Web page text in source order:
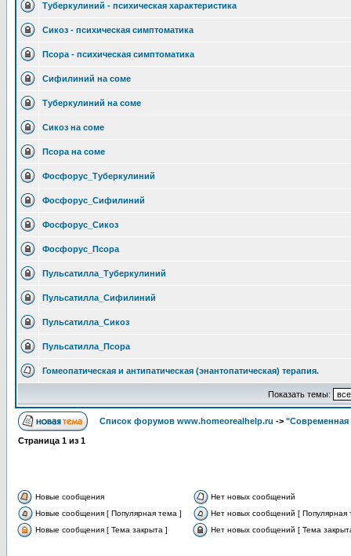
Туберкулиний - психическая характеристика
Сикоз - психическая симптоматика
Псора - психическая симптоматика
Сифилиний на соме
Туберкулиний на соме
Сикоз на соме
Псора на соме
Фосфорус_Туберкулиний
Фосфорус_Сифилиний
Фосфорус_Сикоз
Фосфорус_Псора
Пульсатилла_Туберкулиний
Пульсатилла_Сифилиний
Пульсатилла_Сикоз
Пульсатилла_Псора
Гомеопатическая и антипатическая (энантопатическая) терапия.
Показать темы:
Список форумов www.homeorealhelp.ru -> "Современная
Страница 1 из 1
Новые сообщения
Нет новых сообщений
Новые сообщения [ Популярная тема ]
Нет новых сообщений [ Популярная
Новые сообщения [ Тема закрыта ]
Нет новых сообщений [ Тема